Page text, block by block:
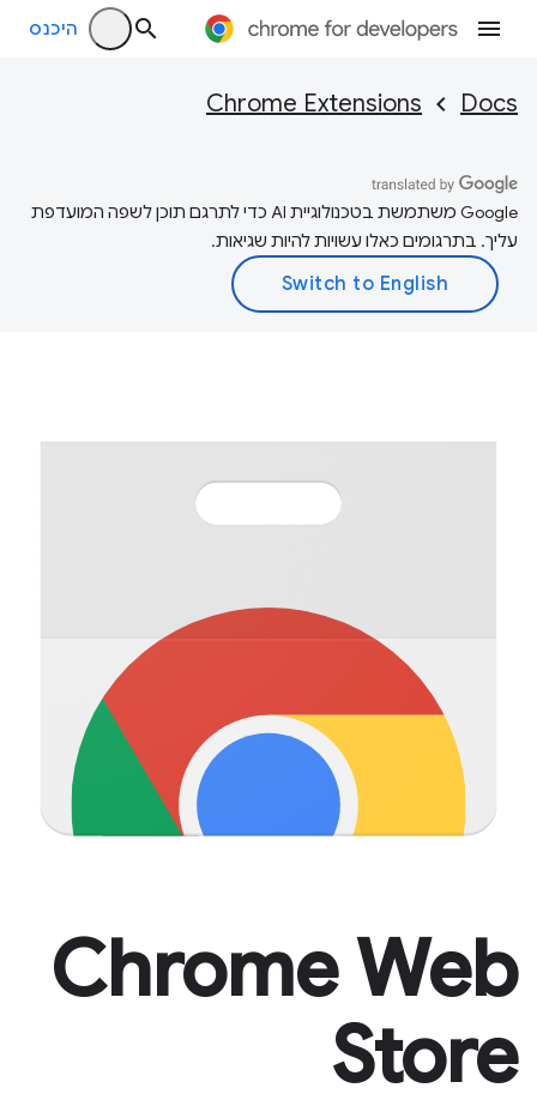
היכנס
Docs
Chrome Extensions
‫Google משתמשת בטכנולוגיית AI כדי לתרגם תוכן לשפה המועדפת
עליך. בתרגומים כאלו עשויות להיות שגיאות.
Chrome Web
Store